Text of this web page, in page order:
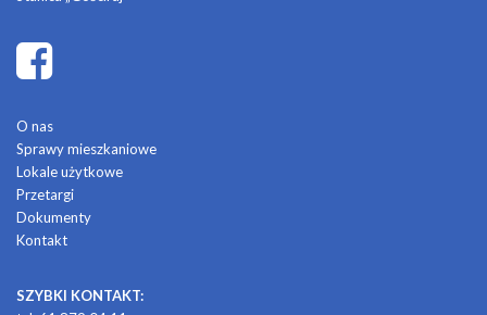
O nas
Sprawy mieszkaniowe
Lokale użytkowe
Przetargi
Dokumenty
Kontakt
SZYBKI KONTAKT: